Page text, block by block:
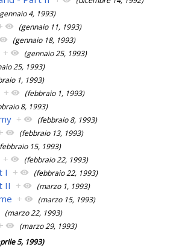
4, 1993)
(gennaio 11, 1993)
(gennaio 18, 1993)
+ (gennaio 25, 1993)
25, 1993)
1, 1993)
+ (febbraio 1, 1993)
8, 1993)
+ (febbraio 8, 1993)
(febbraio 13, 1993)
15, 1993)
+ (febbraio 22, 1993)
I + (febbraio 22, 1993)
II + (marzo 1, 1993)
+ (marzo 15, 1993)
(marzo 22, 1993)
(marzo 29, 1993)
5, 1993)